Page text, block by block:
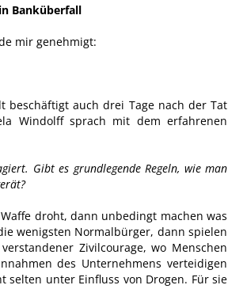
Banküberfall
mir genehmigt:
beschäftigt auch drei Tage nach der Tat
Windolff sprach mit dem erfahrenen
Gibt es grundlegende Regeln, wie man
droht, dann unbedingt machen was
wenigsten Normalbürger, dann spielen
Zivilcourage, wo Menschen
des Unternehmens verteidigen
unter Einfluss von Drogen. Für sie